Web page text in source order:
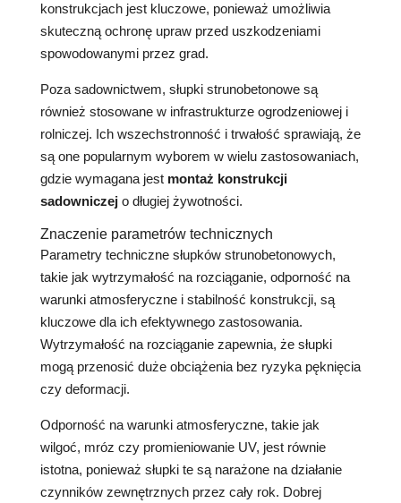
konstrukcjach jest kluczowe, ponieważ umożliwia
skuteczną ochronę upraw przed uszkodzeniami
spowodowanymi przez grad.
Poza sadownictwem, słupki strunobetonowe są
również stosowane w infrastrukturze ogrodzeniowej i
rolniczej. Ich wszechstronność i trwałość sprawiają, że
są one popularnym wyborem w wielu zastosowaniach,
gdzie wymagana jest montaż konstrukcji
sadowniczejo długiej żywotności.
Znaczenie parametrów technicznych
Parametry techniczne słupków strunobetonowych,
takie jak wytrzymałość na rozciąganie, odporność na
warunki atmosferyczne i stabilność konstrukcji, są
kluczowe dla ich efektywnego zastosowania.
Wytrzymałość na rozciąganie zapewnia, że słupki
mogą przenosić duże obciążenia bez ryzyka pęknięcia
czy deformacji.
Odporność na warunki atmosferyczne, takie jak
wilgoć, mróz czy promieniowanie UV, jest równie
istotna, ponieważ słupki te są narażone na działanie
czynników zewnętrznych przez cały rok. Dobrej